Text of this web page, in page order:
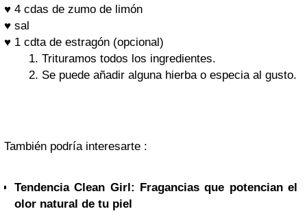
♥ 4 cdas de zumo de limón
♥ sal
♥ 1 cdta de estragón (opcional)
Trituramos todos los ingredientes.
Se puede añadir alguna hierba o especia al gusto.
También podría interesarte :
Tendencia Clean Girl: Fragancias que potencian el
olor natural de tu piel